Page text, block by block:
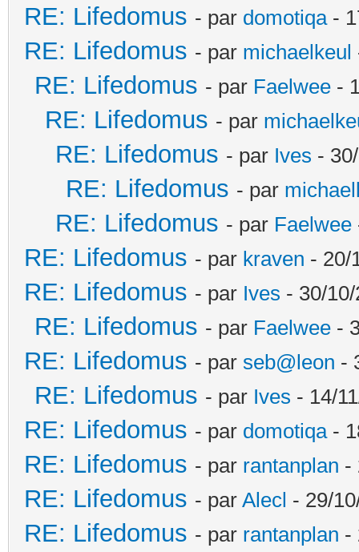
RE: Lifedomus - par domotiqa-
RE: Lifedomus - par michaelkeul
RE: Lifedomus - par Faelwee -
RE: Lifedomus - par
RE: Lifedomus - par Ives -
RE: Lifedomus - par
RE: Lifedomus - par Faelwee
RE: Lifedomus - par kraven - 20/
RE: Lifedomus - par Ives - 30/
RE: Lifedomus - par Faelwee -
RE: Lifedomus - par seb@leon -
RE: Lifedomus - par Ives - 14/
RE: Lifedomus - par domotiqa-
RE: Lifedomus - par rantanplan -
RE: Lifedomus - par Alecl - 29/
RE: Lifedomus - par rantanplan -